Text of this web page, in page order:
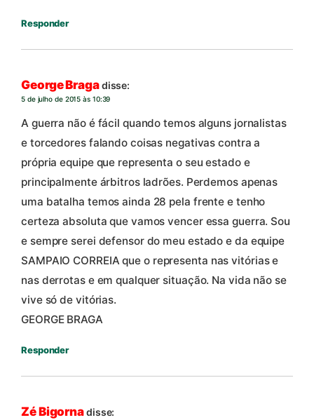
Responder
George Bragadisse:
5 de julho de 2015 às 10:39
A guerra não é fácil quando temos alguns jornalistas
e torcedores falando coisas negativas contra a
própria equipe que representa o seu estado e
principalmente árbitros ladrões. Perdemos apenas
uma batalha temos ainda 28 pela frente e tenho
certeza absoluta que vamos vencer essa guerra. Sou
e sempre serei defensor do meu estado e da equipe
SAMPAIO CORREIA que o representa nas vitórias e
nas derrotas e em qualquer situação. Na vida não se
vive só de vitórias.
GEORGE BRAGA
Responder
Zé Bigornadisse: